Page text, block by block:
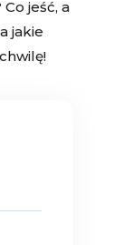
jeść, a
jakie